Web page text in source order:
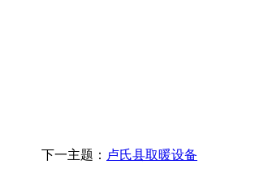
下一主题： 卢氏县取暖设备